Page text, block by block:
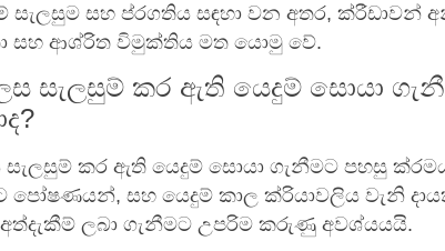
සැලසුම සහ ප්රගතිය සඳහා වන අතර, ක්රීඩාවන්
සහ ආශ්රිත විමුක්තිය මත යොමු වේ.
සැලසුම් කර ඇති යෙදුම් සොයා
සැලසුම් කර ඇති යෙදුම් සොයා ගැනීමට පහසු
පෝෂණයන්, සහ යෙදුම් කාල ක්රියාවලිය වැනි
ලබා ගැනීමට උපරිම කරුණු අවශ්යයයි.